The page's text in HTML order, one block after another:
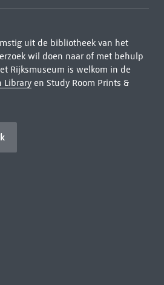
uit de bibliotheek van het
wil doen naar of met behulp
Rijksmuseum is welkom in de
Libraryen Study Room Prints &